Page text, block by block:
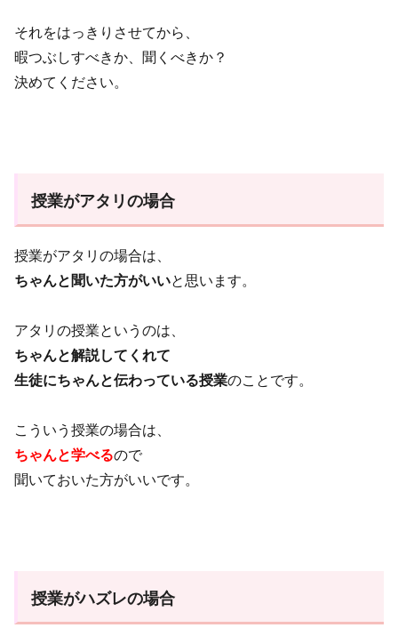
それをはっきりさせてから、
暇つぶしすべきか、聞くべきか？
決めてください。
授業がアタリの場合
授業がアタリの場合は、
ちゃんと聞いた方がいいと思います。
アタリの授業というのは、
ちゃんと解説してくれて
生徒にちゃんと伝わっている授業のことです。
こういう授業の場合は、
ちゃんと学べるので
聞いておいた方がいいです。
授業がハズレの場合